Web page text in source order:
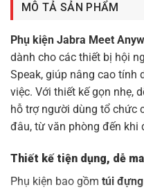
MÔ TẢ SẢN PHẨM
Phụ kiện Jabra Meet
dành cho các thiết bị hội
Speak, giúp nâng cao tính
việc. Với thiết kế gọn nhẹ,
hỗ trợ người dùng tổ chức
đâu, từ văn phòng đến khi
Thiết kế tiện dụng, dễ
Phụ kiện bao gồm túi